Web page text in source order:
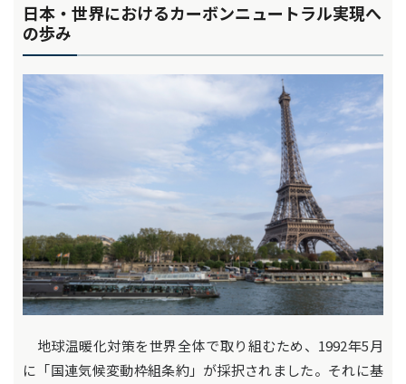
日本・世界におけるカーボンニュートラル実現へ
の歩み
地球温暖化対策を世界全体で取り組むため、1992年5月
に「国連気候変動枠組条約」が採択されました。それに基